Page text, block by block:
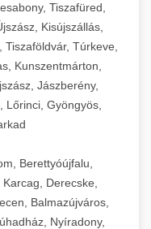
Tiszafüred,
Kisújszállás,
Túrkeve,
Kunszentmárton,
Jászberény,
Lőrinci, Gyöngyös,
Berettyóújfalu,
Derecske,
Balmazújváros,
Nyíradony,